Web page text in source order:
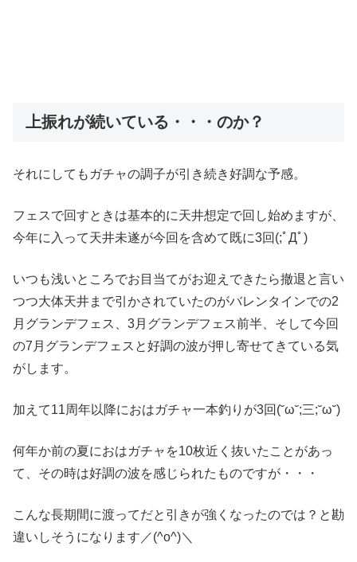
上振れが続いている・・・のか？
それにしてもガチャの調子が引き続き好調な予感。
フェスで回すときは基本的に天井想定で回し始めますが、
今年に入って天井未遂が今回を含めて既に3回(;ﾟДﾟ)
いつも浅いところでお目当てがお迎えできたら撤退と言い
つつ大体天井まで引かされていたのがバレンタインでの2
月グランデフェス、3月グランデフェス前半、そして今回
の7月グランデフェスと好調の波が押し寄せてきている気
がします。
加えて11周年以降におはガチャ一本釣りが3回(˘ω˘;三;˘ω˘)
何年か前の夏におはガチャを10枚近く抜いたことがあっ
て、その時は好調の波を感じられたものですが・・・
こんな長期間に渡ってだと引きが強くなったのでは？と勘
違いしそうになります／(^o^)＼